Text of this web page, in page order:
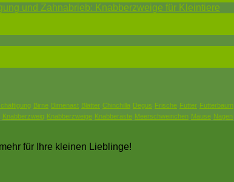
und Zahnabrieb: Knabberzweige für Kleintiere
Birne Birnenast Blätter Chinchilla Degus Frische Futter Futterbaum
Knabberzweig Knabberzweige Knabberäste Meerschweinchen Mäuse Nagen
für Ihre kleinen Lieblinge!